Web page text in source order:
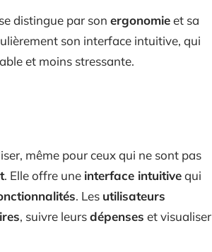
distingue par son ergonomieet sa
son interface intuitive, qui
et moins stressante.
même pour ceux qui ne sont pas
. Elle offre une interface intuitivequi
. Les utilisateurs
, suivre leursdépenses et visualiser